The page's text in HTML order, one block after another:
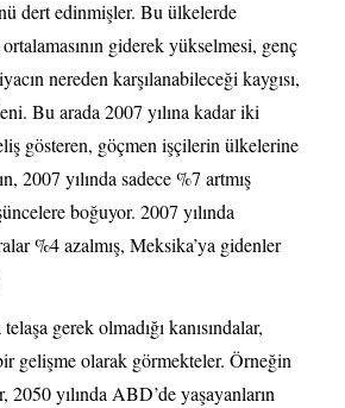
dert edinmişler. Bu ülkelerde
giderek yükselmesi, genç
nereden karşılanabileceği kaygısı,
Bu arada 2007 yılına kadar iki
gösteren, göçmen işçilerin ülkelerine
2007 yılında sadece %7 artmış
boğuyor. 2007 yılında
%4 azalmış, Meksika’ya gidenler
gerek olmadığı kanısındalar,
gelişme olarak görmekteler. Örneğin
2050 yılında ABD’de yaşayanların